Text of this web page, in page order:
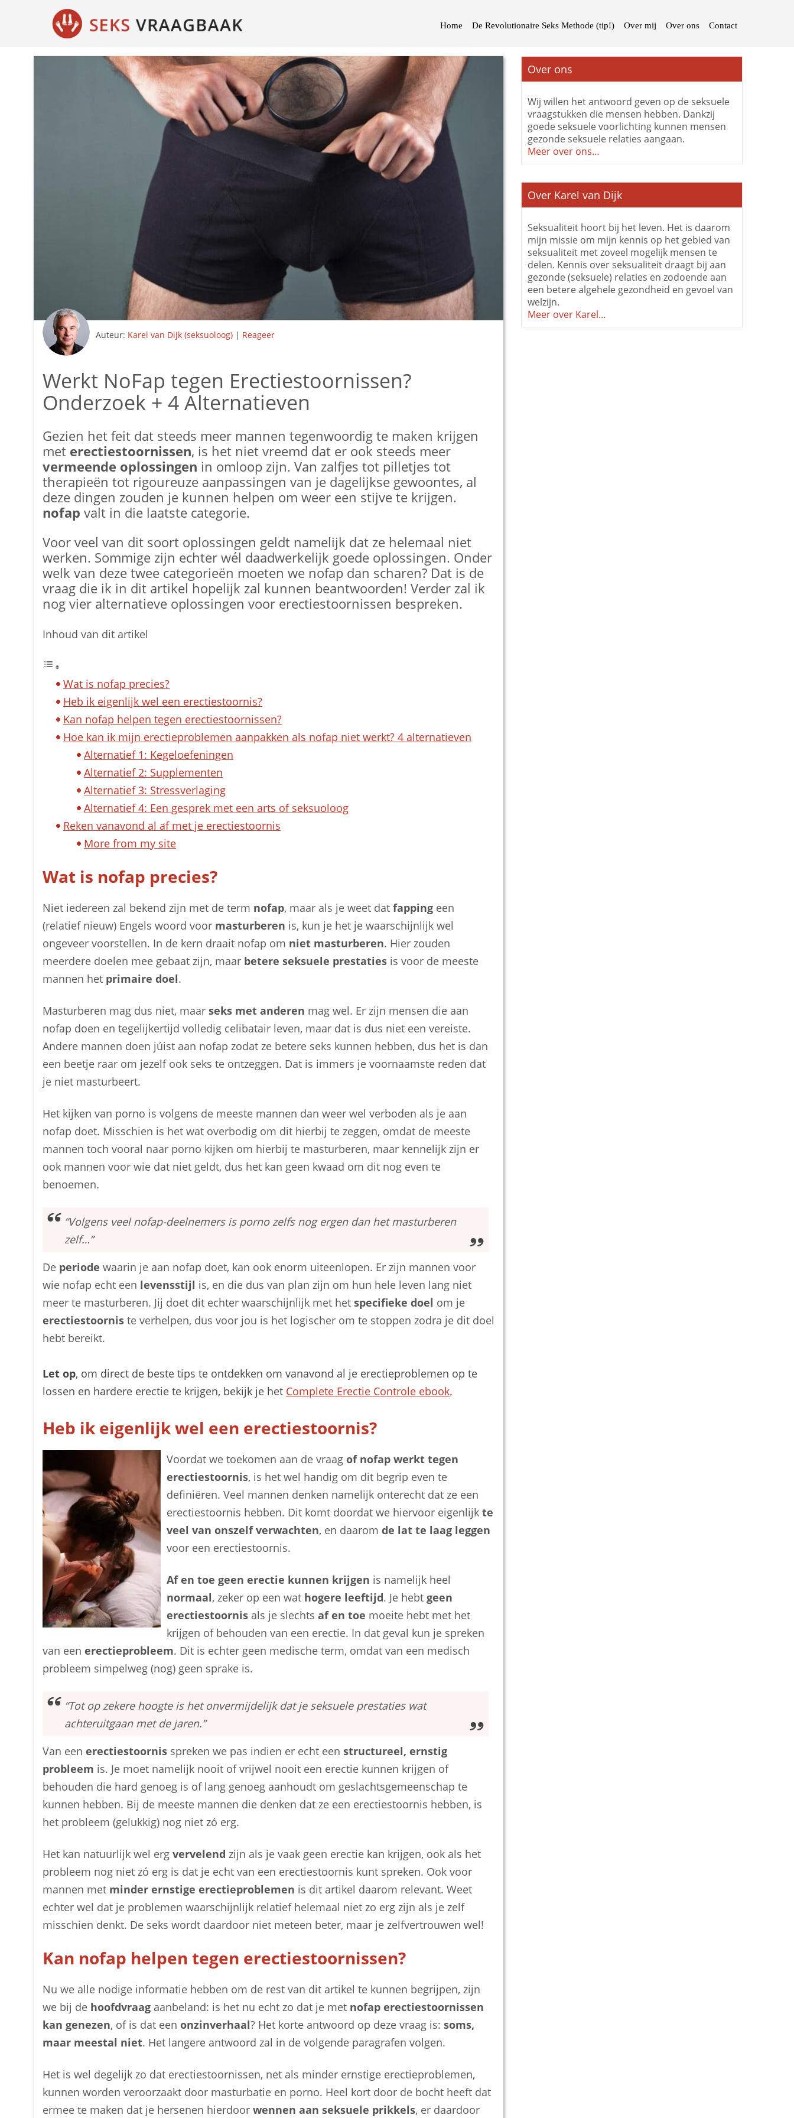
Home De Revolutionaire Seks Methode (tip!) Over mij Over ons Contact
Auteur: Karel van Dijk (seksuoloog) | Reageer
Werkt NoFap tegen Erectiestoornissen?
Onderzoek + 4 Alternatieven
Gezien het feit dat steeds meer mannen tegenwoordig te maken krijgen
met erectiestoornissen, is het niet vreemd dat er ook steeds meer
vermeende oplossingen in omloop zijn. Van zalfjes tot pilletjes tot
therapieën tot rigoureuze aanpassingen van je dagelijkse gewoontes, al
deze dingen zouden je kunnen helpen om weer een stijve te krijgen.
nofap valt in die laatste categorie.
Voor veel van dit soort oplossingen geldt namelijk dat ze helemaal niet
werken. Sommige zijn echter wél daadwerkelijk goede oplossingen. Onder
welk van deze twee categorieën moeten we nofap dan scharen? Dat is de
vraag die ik in dit artikel hopelijk zal kunnen beantwoorden! Verder zal ik
nog vier alternatieve oplossingen voor erectiestoornissen bespreken.
Inhoud van dit artikel
Wat is nofap precies?
Heb ik eigenlijk wel een erectiestoornis?
Kan nofap helpen tegen erectiestoornissen?
Hoe kan ik mijn erectieproblemen aanpakken als nofap niet werkt? 4 alternatieven
Alternatief 1: Kegeloefeningen
Alternatief 2: Supplementen
Alternatief 3: Stressverlaging
Alternatief 4: Een gesprek met een arts of seksuoloog
Reken vanavond al af met je erectiestoornis
More from my site
Wat is nofap precies?
Niet iedereen zal bekend zijn met de term nofap, maar als je weet dat fapping een
(relatief nieuw) Engels woord voor masturberen is, kun je het je waarschijnlijk wel
ongeveer voorstellen. In de kern draait nofap om niet masturberen. Hier zouden
meerdere doelen mee gebaat zijn, maar betere seksuele prestaties is voor de meeste
mannen het primaire doel.
Masturberen mag dus niet, maar seks met anderen mag wel. Er zijn mensen die aan
nofap doen en tegelijkertijd volledig celibatair leven, maar dat is dus niet een vereiste.
Andere mannen doen júist aan nofap zodat ze betere seks kunnen hebben, dus het is dan
een beetje raar om jezelf ook seks te ontzeggen. Dat is immers je voornaamste reden dat
je niet masturbeert.
Het kijken van porno is volgens de meeste mannen dan weer wel verboden als je aan
nofap doet. Misschien is het wat overbodig om dit hierbij te zeggen, omdat de meeste
mannen toch vooral naar porno kijken om hierbij te masturberen, maar kennelijk zijn er
ook mannen voor wie dat niet geldt, dus het kan geen kwaad om dit nog even te
benoemen.
“Volgens veel nofap-deelnemers is porno zelfs nog ergen dan het masturberen
zelf…”
De periode waarin je aan nofap doet, kan ook enorm uiteenlopen. Er zijn mannen voor
wie nofap echt een levensstijl is, en die dus van plan zijn om hun hele leven lang niet
meer te masturberen. Jij doet dit echter waarschijnlijk met het specifieke doel om je
erectiestoornis te verhelpen, dus voor jou is het logischer om te stoppen zodra je dit doel
hebt bereikt.
Let op, om direct de beste tips te ontdekken om vanavond al je erectieproblemen op te
lossen en hardere erectie te krijgen, bekijk je het Complete Erectie Controle ebook.
Heb ik eigenlijk wel een erectiestoornis?
Voordat we toekomen aan de vraag of nofap werkt tegen
erectiestoornis, is het wel handig om dit begrip even te
definiëren. Veel mannen denken namelijk onterecht dat ze een
erectiestoornis hebben. Dit komt doordat we hiervoor eigenlijk te
veel van onszelf verwachten, en daarom de lat te laag leggen
voor een erectiestoornis.
Af en toe geen erectie kunnen krijgen is namelijk heel
normaal, zeker op een wat hogere leeftijd. Je hebt geen
erectiestoornis als je slechts af en toe moeite hebt met het
krijgen of behouden van een erectie. In dat geval kun je spreken
van een erectieprobleem. Dit is echter geen medische term, omdat van een medisch
probleem simpelweg (nog) geen sprake is.
“Tot op zekere hoogte is het onvermijdelijk dat je seksuele prestaties wat
achteruitgaan met de jaren.”
Van een erectiestoornis spreken we pas indien er echt een structureel, ernstig
probleem is. Je moet namelijk nooit of vrijwel nooit een erectie kunnen krijgen of
behouden die hard genoeg is of lang genoeg aanhoudt om geslachtsgemeenschap te
kunnen hebben. Bij de meeste mannen die denken dat ze een erectiestoornis hebben, is
het probleem (gelukkig) nog niet zó erg.
Het kan natuurlijk wel erg vervelend zijn als je vaak geen erectie kan krijgen, ook als het
probleem nog niet zó erg is dat je echt van een erectiestoornis kunt spreken. Ook voor
mannen met minder ernstige erectieproblemen is dit artikel daarom relevant. Weet
echter wel dat je problemen waarschijnlijk relatief helemaal niet zo erg zijn als je zelf
misschien denkt. De seks wordt daardoor niet meteen beter, maar je zelfvertrouwen wel!
Kan nofap helpen tegen erectiestoornissen?
Nu we alle nodige informatie hebben om de rest van dit artikel te kunnen begrijpen, zijn
we bij de hoofdvraag aanbeland: is het nu echt zo dat je met nofap erectiestoornissen
kan genezen, of is dat een onzinverhaal? Het korte antwoord op deze vraag is: soms,
maar meestal niet. Het langere antwoord zal in de volgende paragrafen volgen.
Het is wel degelijk zo dat erectiestoornissen, net als minder ernstige erectieproblemen,
kunnen worden veroorzaakt door masturbatie en porno. Heel kort door de bocht heeft dat
ermee te maken dat je hersenen hierdoor wennen aan seksuele prikkels, er daardoor
Over ons
Wij willen het antwoord geven op de seksuele
vraagstukken die mensen hebben. Dankzij
goede seksuele voorlichting kunnen mensen
gezonde seksuele relaties aangaan.
Meer over ons…
Over Karel van Dijk
Seksualiteit hoort bij het leven. Het is daarom
mijn missie om mijn kennis op het gebied van
seksualiteit met zoveel mogelijk mensen te
delen. Kennis over seksualiteit draagt bij aan
gezonde (seksuele) relaties en zodoende aan
een betere algehele gezondheid en gevoel van
welzijn.
Meer over Karel…